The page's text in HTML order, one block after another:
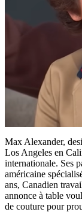
Max Alexander,
Los Angeles en
internationale. Ses
américaine
ans, Canadien
annonce à table
de couture pour